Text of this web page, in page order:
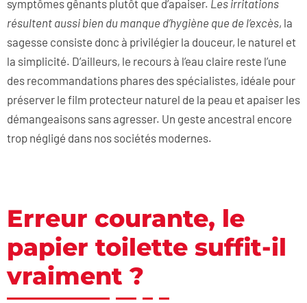
symptômes gênants plutôt que d’apaiser. Les irritations
résultent aussi bien du manque d’hygiène que de l’excès, la
sagesse consiste donc à privilégier la douceur, le naturel et
la simplicité. D’ailleurs, le recours à l’eau claire reste l’une
des recommandations phares des spécialistes, idéale pour
préserver le film protecteur naturel de la peau et apaiser les
démangeaisons sans agresser. Un geste ancestral encore
trop négligé dans nos sociétés modernes.
Erreur courante, le
papier toilette suffit-il
vraiment ?